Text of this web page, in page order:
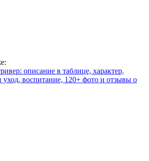
описание в таблице, характер,
уход, воспитание, 120+ фото и отзывы о